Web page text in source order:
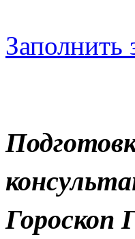
Гороскоп